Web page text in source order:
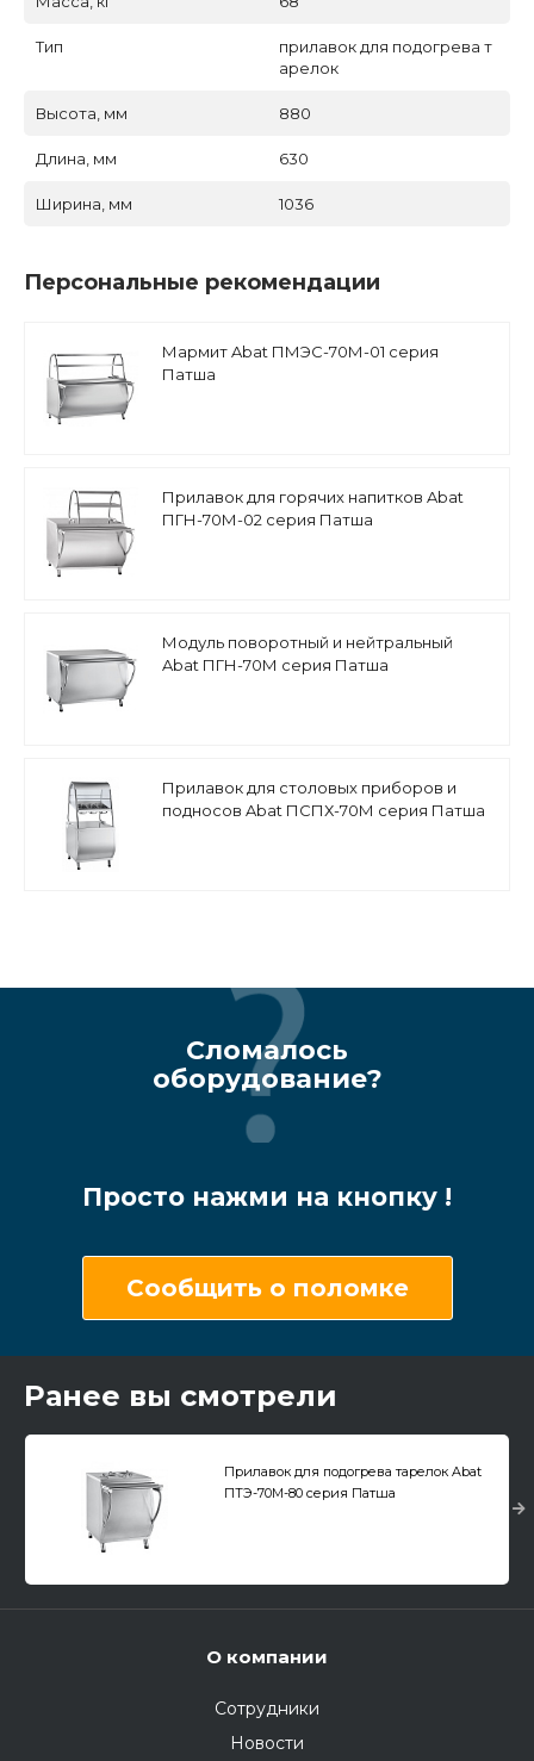
Тип
прилавок для подогрева т
арелок
Высота, мм 880
Длина, мм 630
Ширина, мм 1036
Персональные рекомендации
Мармит Abat ПМЭС-70М-01 серия
Патша
Прилавок для горячих напитков Abat
ПГН-70М-02 серия Патша
Модуль поворотный и нейтральный
Abat ПГН-70М серия Патша
Прилавок для столовых приборов и
подносов Abat ПСПХ-70М серия Патша
Сломалось
оборудование?
Просто нажми на кнопку !
Сообщить о поломке
Ранее вы смотрели
Прилавок для подогрева тарелок Abat
ПТЭ-70М-80 серия Патша
О компании
Сотрудники
Новости